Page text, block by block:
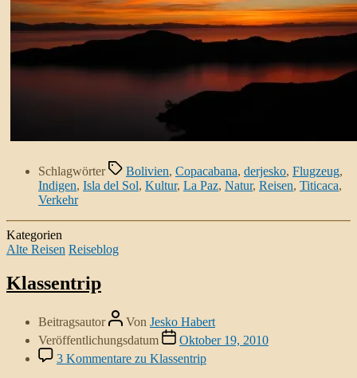
Schlagwörter Bolivien, Copacabana, derjesko, Flugzeug,
Indigen, Isla del Sol, Kultur, La Paz, Natur, Reisen, Titicaca,
Verkehr
Kategorien
Alte Reisen Reiseblog
Klassentrip
Beitragsautor Von Jesko Habert
Veröffentlichungsdatum
Oktober 19, 2010
3 Kommentare zu Klassentrip